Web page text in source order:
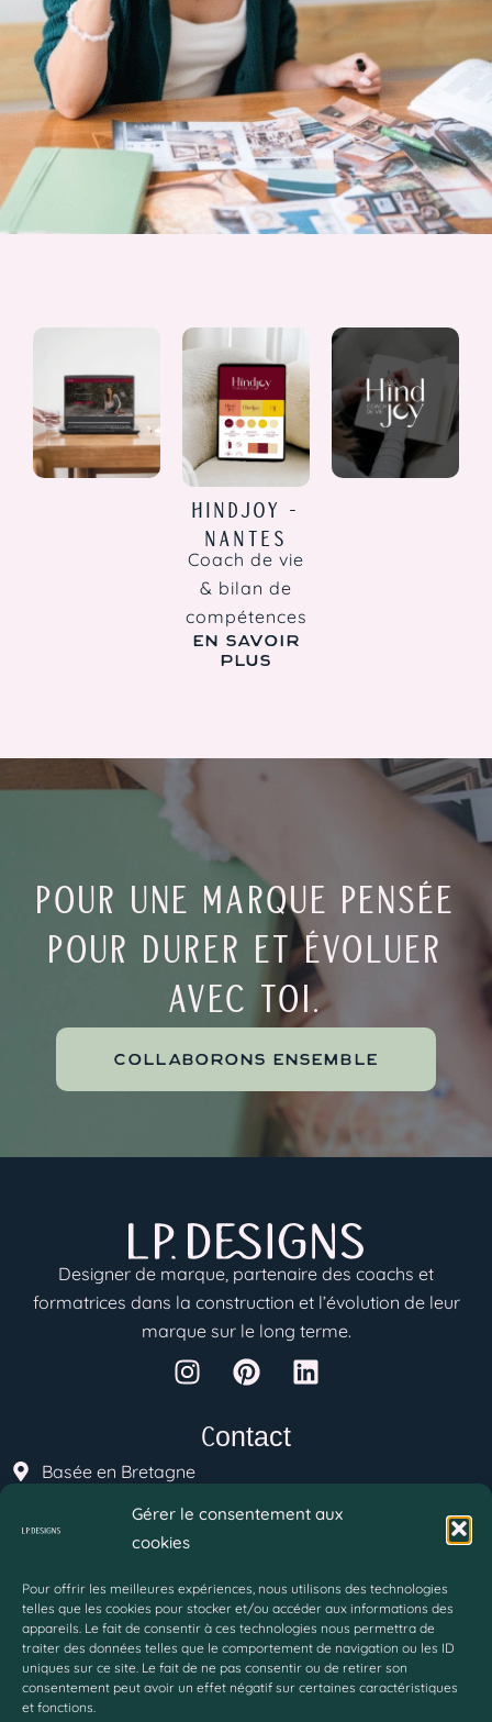
Gérer le consentement aux
cookies
Pour offrir les meilleures expériences, nous utilisons des technologies
telles que les cookies pour stocker et/ou accéder aux informations des
appareils. Le fait de consentir à ces technologies nous permettra de
traiter des données telles que le comportement de navigation ou les ID
uniques sur ce site. Le fait de ne pas consentir ou de retirer son
consentement peut avoir un effet négatif sur certaines caractéristiques
et fonctions.
HINDJOY -
NANTES
Coach de vie
& bilan de
compétences
EN SAVOIR
PLUS
POUR UNE MARQUE PENSÉE
POUR DURER ET ÉVOLUER
AVEC TOI.
COLLABORONS ENSEMBLE
Designer de marque, partenaire des coachs et
formatrices dans la construction et l’évolution de leur
marque sur le long terme.
I
n
a
g
r
a
m
P
i
t
r
e
t
L
i
d
i
Contact
Basée en Bretagne
contact@lp-designs.fr
Lundi - Vendredi : 10h/19h
Uniquement sur rendez-vous
Menu
Accueil
A propos